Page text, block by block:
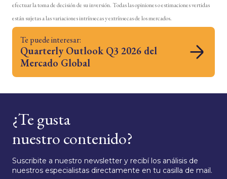
efectuar la toma de decisión de su inversión. Todas las opiniones o estimaciones vertidas
están sujetas a las variaciones intrínsecas y extrínsecas de los mercados.
Te puede interesar:
Quarterly Outlook Q3 2026 del
Mercado Global
¿Te gusta
nuestro contenido?
Suscribite a nuestro newsletter y recibí los análisis de
nuestros especialistas directamente en tu casilla de mail.